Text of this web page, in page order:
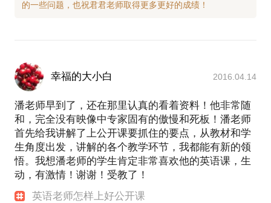
幸福的大小白 2016.04.14
潘老师早到了，还在那里认真的看着资料！他非常随
和，完全没有映像中专家固有的傲慢和死板！潘老师
首先给我讲解了上公开课要抓住的要点，从教材和学
生角度出发，讲解的各个教学环节，我都能有新的领
悟。我想潘老师的学生肯定非常喜欢他的英语课，生
动，有激情！谢谢！受教了！
英语老师怎样上好公开课